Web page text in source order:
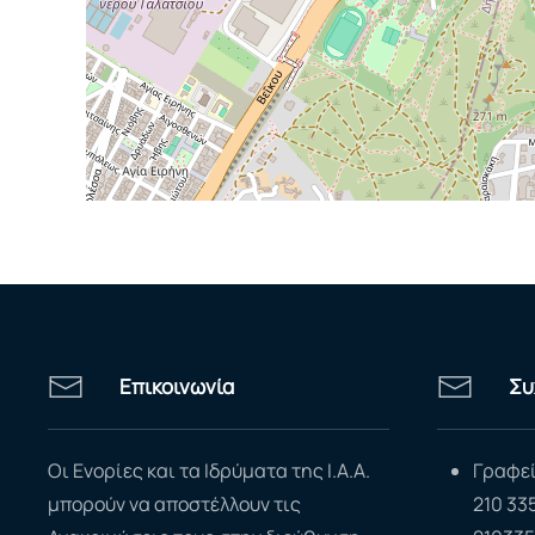
Επικοινωνία
Οι Ενορίες και τα Ιδρύματα της Ι.Α.Α.
μπορούν να αποστέλλουν τις
210